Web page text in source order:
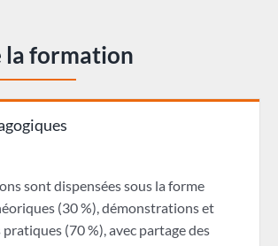
la formation
sont dispensées sous la forme
(30 %), démonstrations et
(70 %), avec partage des